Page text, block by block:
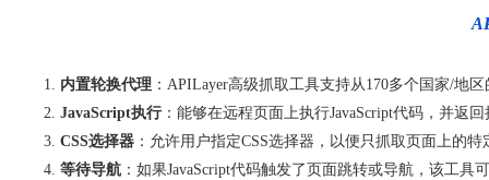
内置轮换代理 ：APILayer高级抓取工具支持从170多个国家/地
JavaScript执行：能够在远程页面上执行JavaScript代码，并返
CSS选择器 ：允许用户指定CSS选择器，以便只抓取页面上的
等待导航 ：如果JavaScript代码触发了页面跳转或导航，该工